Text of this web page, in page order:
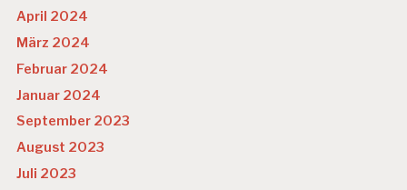
April 2024
März 2024
Februar 2024
Januar 2024
September 2023
August 2023
Juli 2023